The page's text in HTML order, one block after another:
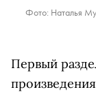
Фото: Наталья
Первый